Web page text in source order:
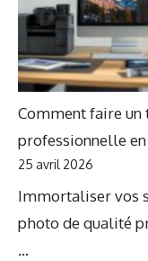
Comment faire
professionnelle
25 avril 2026
Immortaliser vos
photo de qualité
...